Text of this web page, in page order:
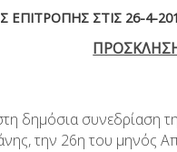
ΣΤΙΣ 26-4-
δημόσια συνεδρίαση
την 26η του μηνός